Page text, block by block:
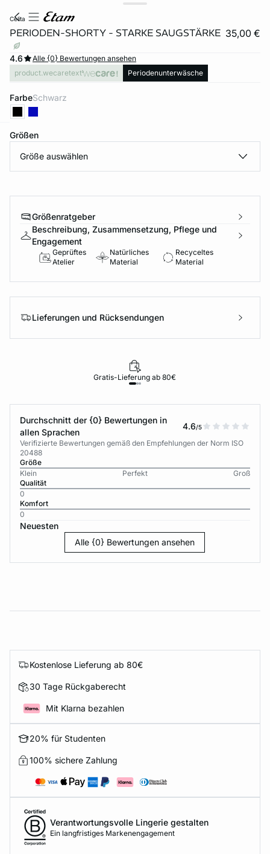
celita
PERIODEN-SHORTY - STARKE SAUGSTÄRKE 35,00 €
4.6
Alle {0} Bewertungen ansehen
product.wecaretext
Periodenunterwäsche
Farbe schwarz
Größen
Größe auswählen
Größenratgeber
Beschreibung, Zusammensetzung, Pflege und
Engagement
Geprüftes
Atelier
Natürliches
Material
Recyceltes
Material
Lieferungen und Rücksendungen
Gratis-Lieferung ab 80€
Durchschnitt der {0} Bewertungen in
allen Sprachen
4.6/5
Verifizierte Bewertungen gemäß den Empfehlungen der Norm ISO
20488
Größe
Klein
Perfekt
Groß
Qualität
0
Komfort
0
Neuesten
Alle {0} Bewertungen ansehen
Kostenlose Lieferung ab 80€
30 Tage Rückgaberecht
Mit Klarna bezahlen
20% für Studenten
100% sichere Zahlung
Verantwortungsvolle Lingerie gestalten
Ein langfristiges Markenengagement